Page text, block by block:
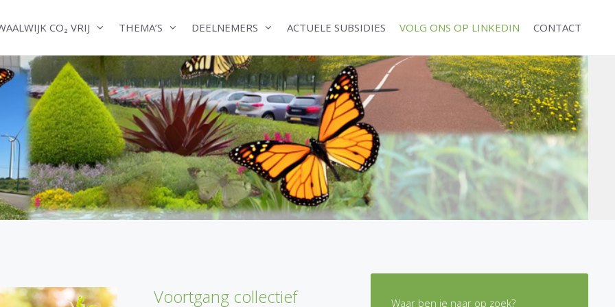
CO₂ VRIJ THEMA’S DEELNEMERS ACTUELE SUBSIDIES VOLG ONS OP LINKEDIN CONTACT
Voortgang collectief
Waar ben je naar op zoek?